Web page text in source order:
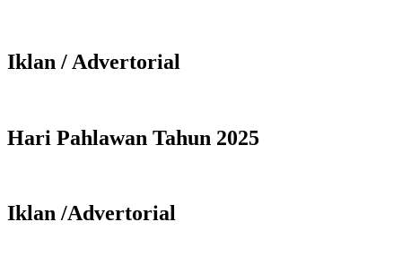
Iklan / Advertorial
Hari Pahlawan Tahun 2025
Iklan /Advertorial